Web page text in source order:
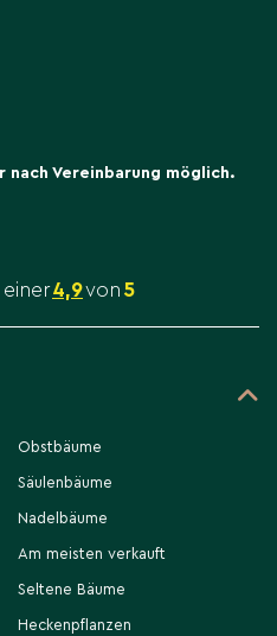
nach Vereinbarung möglich.
4,9von 5
Obstbäume
Säulenbäume
Nadelbäume
Am meisten verkauft
Seltene Bäume
Heckenpflanzen